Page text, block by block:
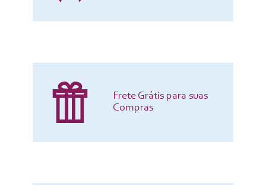
Frete Grátis para suas
Compras